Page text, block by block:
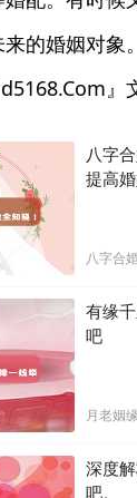
的婚姻对象。
』
八字
提高
八字合
有缘
吧
月老姻
深度
吧。